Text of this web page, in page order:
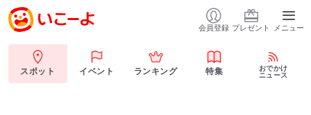
会員登録 プレゼント メニュー
スポット イベント ランキング 特集
おでかけ
ニュース